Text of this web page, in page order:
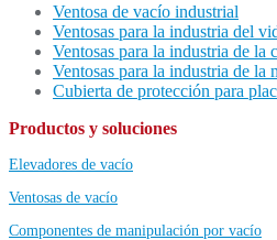
Ventosa de vacío industrial
Ventosas para la industria del
Ventosas para la industria de la
Ventosas para la industria de la
Cubierta de protección para
Productos y soluciones
Elevadores de vacío
Ventosas de vacío
Componentes de manipulación por vacío